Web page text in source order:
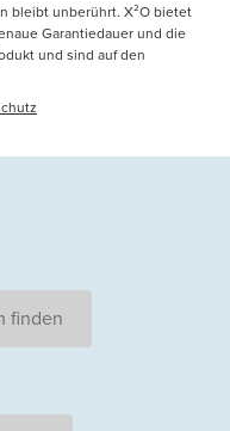
bleibt unberührt. X²O bietet
Garantiedauer und die
und sind auf den
finden